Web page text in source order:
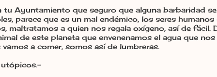
tu Ayuntamiento que seguro que alguna barbaridad
parece que es un mal endémico, los seres
maltratamos a quien nos regala oxígeno, así de fácil.
de este planeta que envenenamos el agua que
a comer, somos así de lumbreras.
utópicos.-